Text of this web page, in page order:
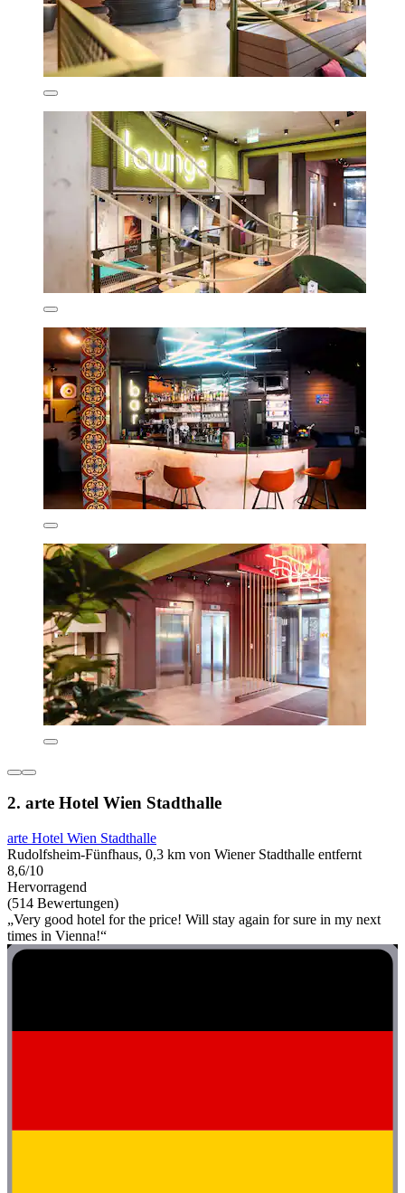
2. arte Hotel Wien Stadthalle
arte Hotel Wien Stadthalle
Rudolfsheim-Fünfhaus, 0,3 km von Wiener Stadthalle entfernt
8,6/10
Hervorragend
(514 Bewertungen)
„Very good hotel for the price! Will stay again for sure in my next
times in Vienna!“